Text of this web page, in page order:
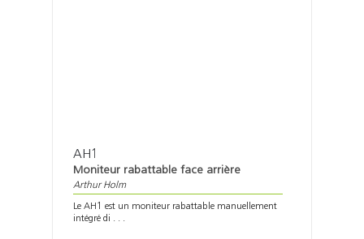
AH1
Moniteur rabattable face arrière
Arthur Holm
Le AH1 est un moniteur rabattable manuellement
intégré di . . .